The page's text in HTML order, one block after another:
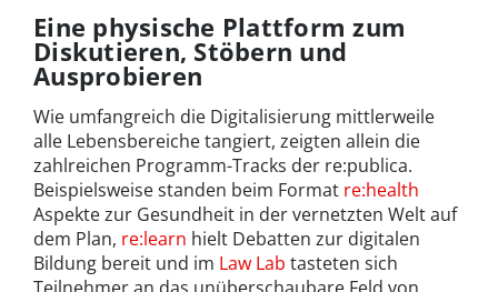
Eine physische Plattform zum
Diskutieren, Stöbern und
Ausprobieren
Wie umfangreich die Digitalisierung mittlerweile
alle Lebensbereiche tangiert, zeigten allein die
zahlreichen Programm-Tracks der re:publica.
Beispielsweise standen beim Format re:health
Aspekte zur Gesundheit in der vernetzten Welt auf
dem Plan, re:learn hielt Debatten zur digitalen
Bildung bereit und im Law Lab tasteten sich